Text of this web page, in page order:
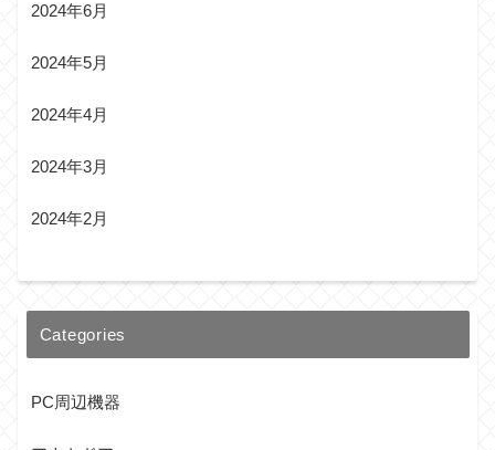
2024年6月
2024年5月
2024年4月
2024年3月
2024年2月
Categories
PC周辺機器